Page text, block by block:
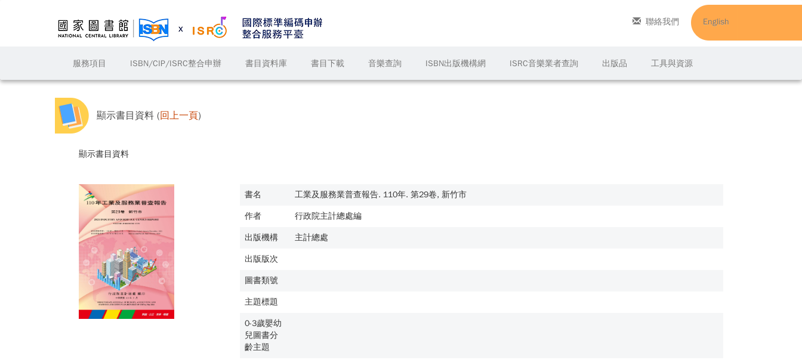
服務項目 ISBN/CIP/ISRC整合申辦 書目資料庫 書目下載 音樂查詢 ISBN出版機構網 ISRC音樂業者查詢 出版品 工具與資源
聯絡我們 English
顯示書目資料 (回上一頁)
顯示書目資料
書名 工業及服務業普查報告. 110年. 第29卷, 新竹市
作者 行政院主計總處編
出版機構 主計總處
出版版次
圖書類號
主題標題
0-3歲嬰幼
兒圖書分
齡主題